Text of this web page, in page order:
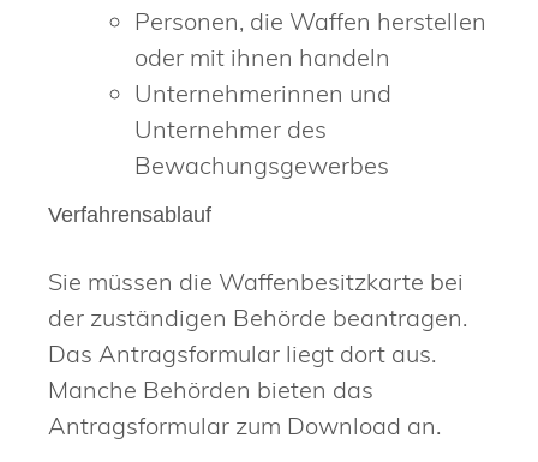
Personen, die Waffen herstellen
oder mit ihnen handeln
Unternehmerinnen und
Unternehmer des
Bewachungsgewerbes
Verfahrensablauf
Sie müssen die Waffenbesitzkarte bei
der zuständigen Behörde beantragen.
Das Antragsformular liegt dort aus.
Manche Behörden bieten das
Antragsformular zum Download an.